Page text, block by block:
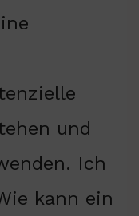
und
Ich
kann ein